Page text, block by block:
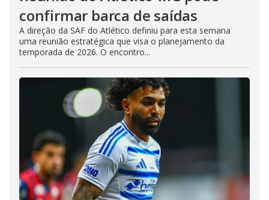
confirmar barca de saídas
A direção da SAF do Atlético definiu para esta semana
uma reunião estratégica que visa o planejamento da
temporada de 2026. O encontro...